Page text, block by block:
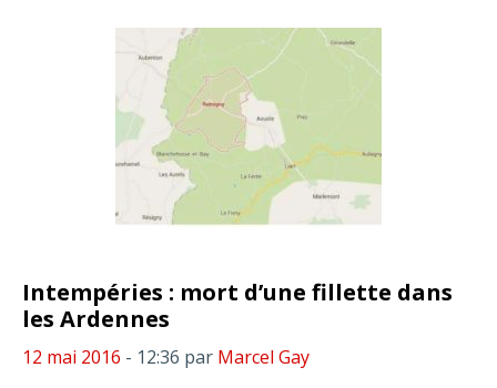
Intempéries : mort d’une fillette dans
les Ardennes
12 mai 2016 - 12:36 par Marcel Gay